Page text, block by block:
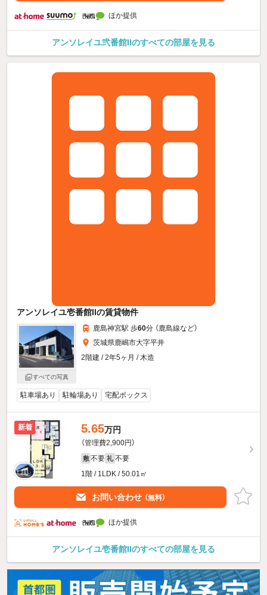
ほか提供
アンソレイユ弐番館IIのすべての部屋を見る
アンソレイユ壱番館IIの賃貸物件
すべての写真
鹿島神宮駅 歩60分 （鹿島線など）
茨城県鹿嶋市大字平井
2階建 / 2年5ヶ月 / 木造
駐車場あり 駐輪場あり 宅配ボックス
新着 5.65万円
（管理費2,900円）
敷 不要 礼 不要
1階 / 1LDK / 50.01㎡
お問い合わせ （無料）
ほか提供
アンソレイユ壱番館IIのすべての部屋を見る